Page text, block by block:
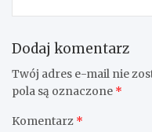
Dodaj komentarz
Twój adres e-mail nie
pola są oznaczone *
Komentarz *